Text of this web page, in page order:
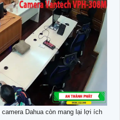
camera Dahua còn mang lại lợi ích